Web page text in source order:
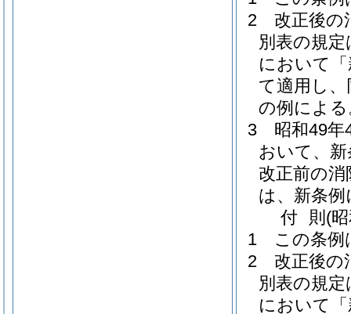
2
改正後の
別表の規
において
て適用し
の例による
3
昭和49
おいて、
改正前の
は、新条
付 則 (
1
この条例
2
改正後の
別表の規
において